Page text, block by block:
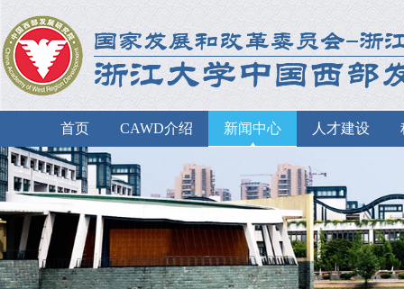
首页 CAWD介绍 新闻中心 人才建设